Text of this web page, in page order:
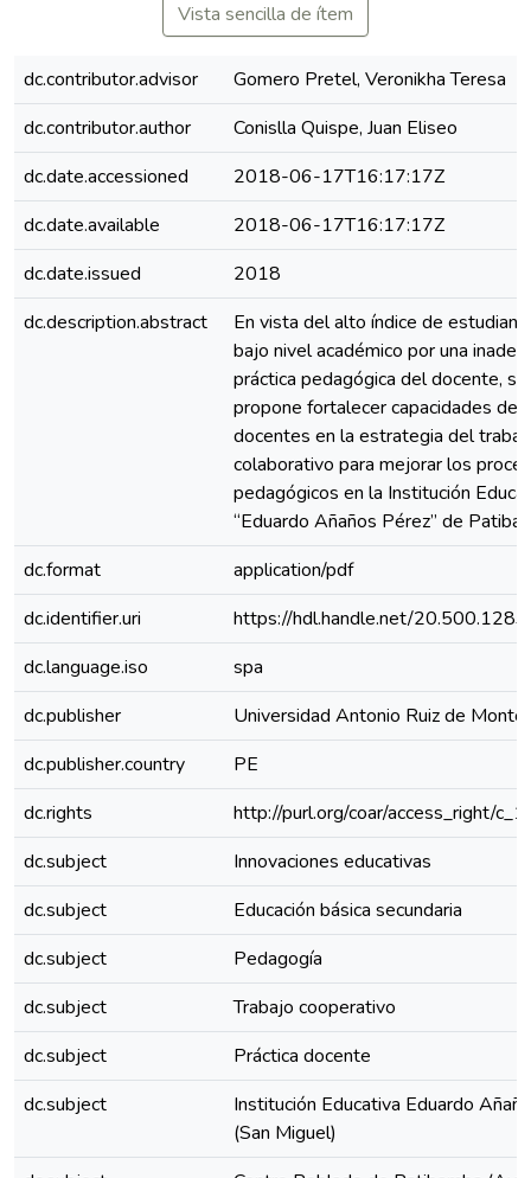
Vista sencilla de ítem
dc.contributor.advisor
Gomero Pretel, Veronikha Teresa
dc.contributor.author
Conislla Quispe, Juan Eliseo
dc.date.accessioned
2018-06-17T16:17:17Z
dc.date.available
2018-06-17T16:17:17Z
dc.date.issued
2018
dc.description.abstract
En vista del alto índice de
bajo nivel académico por una
práctica pedagógica del docente, se
propone fortalecer capacidades de
docentes en la estrategia del
colaborativo para mejorar los
pedagógicos en la Institución
“Eduardo Añaños Pérez” de
dc.format
application/pdf
dc.identifier.uri
https://hdl.handle.net/
dc.language.iso
spa
dc.publisher
Universidad Antonio Ruiz de
dc.publisher.country
PE
dc.rights
http://purl.org/coar/access_right/
dc.subject
Innovaciones educativas
dc.subject
Educación básica secundaria
dc.subject
Pedagogía
dc.subject
Trabajo cooperativo
dc.subject
Práctica docente
dc.subject
Institución Educativa Eduardo
(San Miguel)